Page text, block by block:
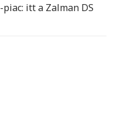
itt a Zalman DS